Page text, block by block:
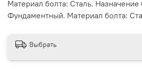
Материал болта: Сталь. Назначение
Фундаментный. Материал болта:
Выбрать